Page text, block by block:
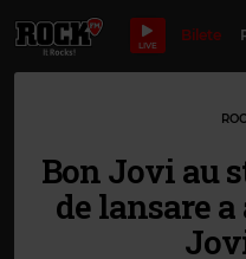
LIVE
Bilete
Bon Jovi au
de lansare